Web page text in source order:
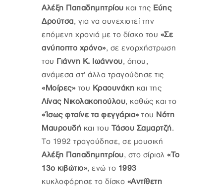
Αλέξη Παπαδημητρίου και της Εύης
Δρούτσα, για να συνεχιστεί την
επόμενη χρονιά με το δίσκο του «Σε
ανύποπτο χρόνο», σε ενορχήστρωση
του Γιάννη Κ. Ιωάννου, όπου,
ανάμεσα στ' άλλα τραγούδησε τις
«Μοίρες» του Κραουνάκη και της
Λίνας Νικολακοπούλου, καθώς και το
«Ίσως φταίνε τα φεγγάρια» του Νότη
Μαυρουδή και του Τάσου Σαμαρτζή.
Το 1992 τραγούδησε, σε μουσική
Αλέξη Παπαδημητρίου, στο σίριαλ «Το
13ο κιβώτιο», ενώ το 1993
κυκλοφόρησε το δίσκο «Αντίθετη